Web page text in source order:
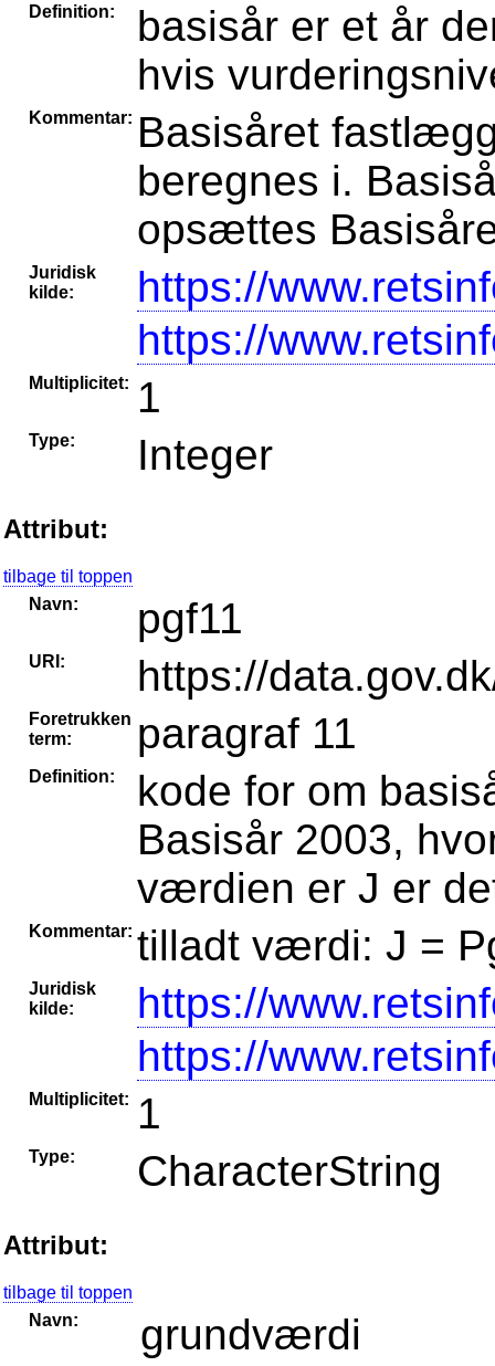
Definition:
basisår er et år
hvis
Kommentar: Basisåret
beregnes i.
opsættes
Juridisk
kilde:
https://
https://
Multiplicitet: 1
Type: Integer
Attribut:
tilbage til toppen
Navn:
pgf11
URI: https://
Foretrukken
term:
paragraf 11
Definition:
kode for om
Basisår 2003,
værdien er J er
Kommentar: tilladt værdi: J =
Juridisk
kilde:
https://
https://
Multiplicitet: 1
Type: CharacterString
Attribut:
tilbage til toppen
Navn:
grundværdi